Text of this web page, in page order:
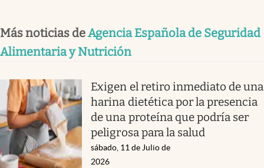
Más noticias deAgencia Española de Seguridad
Alimentaria y Nutrición
Exigen el retiro inmediato de una
harina dietética por la presencia
de una proteína que podría ser
peligrosa para la salud
sábado, 11 de Julio de
2026